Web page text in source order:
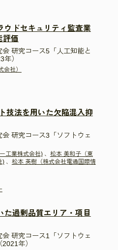
ウドセキュリティ監査業
評価
研究コース5「人工知能と
）
会社）
技法を用いた欠陥混入抑
研究コース3「ソフトウェ
工業株式会社)、 松本 美和子（東
)、 松本 英樹（株式会社電通国際情
た過剰品質エリア・項目
研究コース1「ソフトウェ
年）